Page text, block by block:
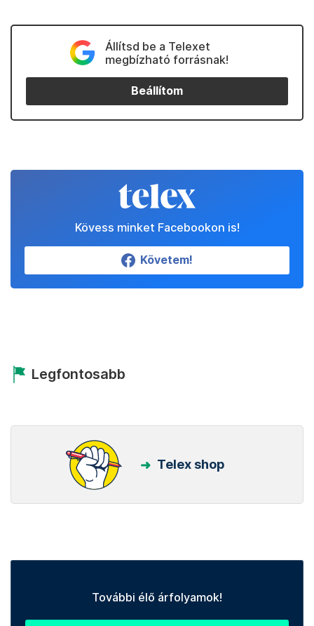
Állítsd be a Telexet
megbízható forrásnak!
Beállítom
Kövess minket Facebookon is!
Követem!
Legfontosabb
Telex shop
További élő árfolyamok!